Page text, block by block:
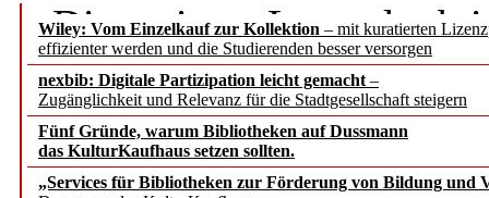
Wiley: Vom Einzelkauf zur Kollektion – mit kuratierten
effizienter werden und die Studierenden besser versorgen
nexbib: Digitale Partizipation leicht gemacht –
Zugänglichkeit und Relevanz für die Stadtgesellschaft steigern
Fünf Gründe, warum Bibliotheken auf Dussmann
das KulturKaufhaus setzen sollten.
„Services für Bibliotheken zur Förderung von Bildung und
Die meisten Leser der
Passwort, denn sie
IP-Nummer.
Wenn Sie aber